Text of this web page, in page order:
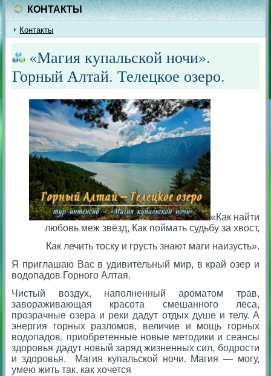
КОНТАКТЫ
Контакты
«Магия купальской ночи».
Горный Алтай. Телецкое озеро.
«Как найти
любовь меж звёзд, Как поймать судьбу за хвост,
Как лечить тоску и грусть знают маги наизусть».
Я приглашаю Вас в удивительный мир, в край озер и
водопадов Горного Алтая.
Чистый воздух, наполненный ароматом трав,
завораживающая красота смешанного леса,
прозрачные озера и реки дадут отдых душе и телу. А
энергия горных разломов, величие и мощь горных
водопадов, приобретенные новые методики и сеансы
здоровья дадут новый заряд жизненных сил, бодрости
и здоровья. Магия купальской ночи. Магия — могу,
умею жить так, как хочется